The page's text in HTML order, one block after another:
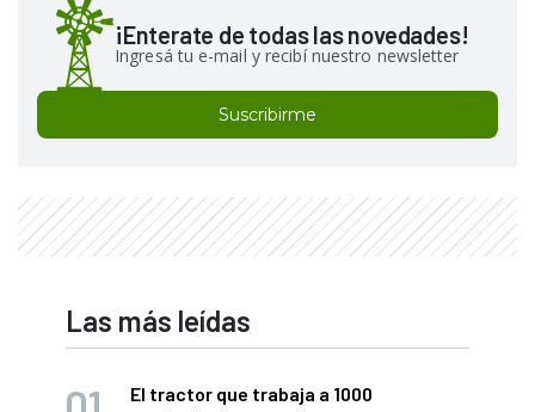
¡Enterate de todas las novedades!
Ingresá tu e-mail y recibí nuestro newsletter
Suscribirme
Las más leídas
El tractor que trabaja a 1000